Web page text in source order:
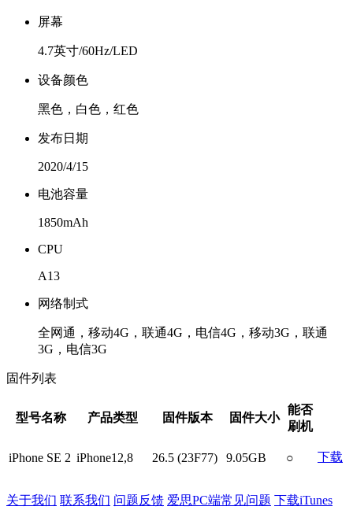
屏幕
4.7英寸/60Hz/LED
设备颜色
黑色，白色，红色
发布日期
2020/4/15
电池容量
1850mAh
CPU
A13
网络制式
全网通，移动4G，联通4G，电信4G，移动3G，联通
3G，电信3G
固件列表
型号名称 产品类型 固件版本 固件大小
能否
刷机
iPhone SE 2 iPhone12,8 26.5 (23F77) 9.05GB ○ 下载
关于我们 联系我们 问题反馈 爱思PC端常见问题 下载iTunes